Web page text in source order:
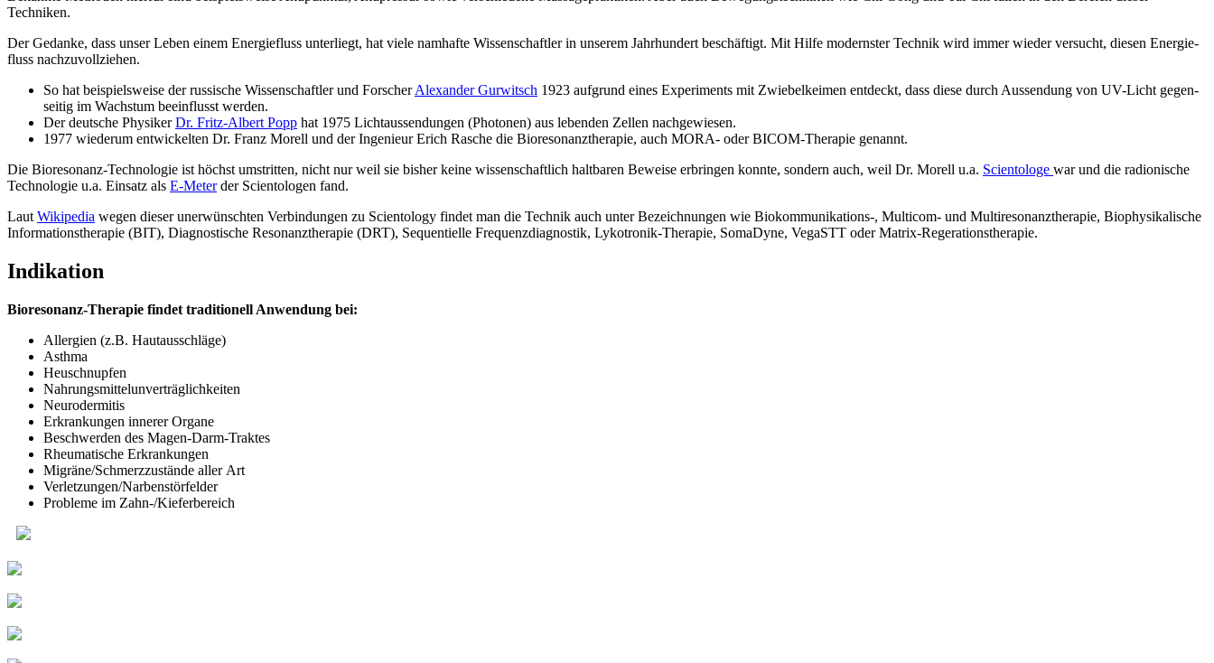
Techniken.
Der Gedan­ke, dass unser Leben einem Ener­gie­fluss unter­liegt, hat vie­le nam­haf­te Wis­sen­schaft­ler in unse­rem Jahr­hun­dert beschäf­tigt. Mit Hil­fe moderns­ter Tech­nik wird immer wie­der ver­sucht, die­sen Ener­gie­
fluss nachzuvollziehen.
So hat bei­spiels­wei­se der rus­si­sche Wis­sen­schaft­ler und For­scherAlex­an­der Gur­witsch 1923 auf­grund eines Expe­ri­ments mit Zwie­bel­kei­men ent­deckt, dass die­se durch Aus­sendung von UV-Licht gegen­
sei­tig im Wachs­tum beein­flusst werden.
Der deut­sche Phy­si­kerDr. Fritz-Albert Popp hat 1975 Licht­aus­sen­dun­gen (Pho­to­nen) aus leben­den Zel­len nachgewiesen.
1977 wie­der­um ent­wi­ckel­ten Dr. Franz Morell und der Inge­nieur Erich Rasche die Bio­re­so­nanz­the­ra­pie, auch MORA- oder BICOM-The­ra­pie genannt.
Die Bio­re­so­nanz-Tech­no­lo­gie ist höchst umstrit­ten, nicht nur weil sie bis­her kei­ne wis­sen­schaft­lich halt­ba­ren Bewei­se erbrin­gen konn­te, son­dern auch, weil Dr. Morell u.a. Sci­en­to­lo­ge war und die radio­ni­sche
Tech­no­lo­gie u.a. Ein­satz als E‑Meterder Sci­en­to­lo­gen fand.
Laut Wiki­pe­dia wegen die­ser uner­wünsch­ten Ver­bin­dun­gen zu Sci­en­to­lo­gy fin­det man die Tech­nik auch unter Bezeich­nun­gen wie Biokommunikations‑, Mul­ti­com- und Mul­ti­re­so­nanz­the­ra­pie, Bio­phy­si­ka­li­sche
Infor­ma­ti­ons­the­ra­pie (BIT), Dia­gnos­ti­sche Reso­nanz­the­ra­pie (DRT), Sequen­ti­el­le Fre­quenz­dia­gnos­tik, Lyko­tro­nik-The­ra­pie, Soma­Dy­ne, VegaSTT oder Matrix-Regerationstherapie.
Indikation
Bio­re­so­nanz-The­ra­pie fin­det tra­di­tio­nell Anwen­dung bei:
All­er­gien (z.B. Hautausschläge)
Asth­ma
Heu­schnup­fen
Nah­rungs­mit­tel­un­ver­träg­lich­kei­ten
Neu­ro­der­mi­tis
Erkran­kun­gen inne­rer Organe
Beschwer­den des Magen-Darm-Traktes
Rheu­ma­ti­sche Erkrankungen
Migräne/Schmerzzustände aller Art
Verletzungen/Narbenstörfelder
Pro­ble­me im Zahn-/Kie­fer­be­reich